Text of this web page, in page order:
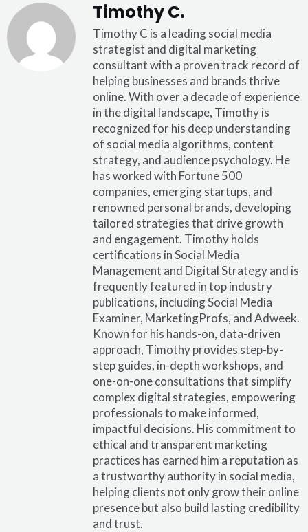
Timothy C.
Timothy C is a leading social media
strategist and digital marketing
consultant with a proven track record of
helping businesses and brands thrive
online. With over a decade of experience
in the digital landscape, Timothy is
recognized for his deep understanding
of social media algorithms, content
strategy, and audience psychology. He
has worked with Fortune 500
companies, emerging startups, and
renowned personal brands, developing
tailored strategies that drive growth
and engagement. Timothy holds
certifications in Social Media
Management and Digital Strategy and is
frequently featured in top industry
publications, including Social Media
Examiner, MarketingProfs, and Adweek.
Known for his hands-on, data-driven
approach, Timothy provides step-by-
step guides, in-depth workshops, and
one-on-one consultations that simplify
complex digital strategies, empowering
professionals to make informed,
impactful decisions. His commitment to
ethical and transparent marketing
practices has earned him a reputation as
a trustworthy authority in social media,
helping clients not only grow their online
presence but also build lasting credibility
and trust.